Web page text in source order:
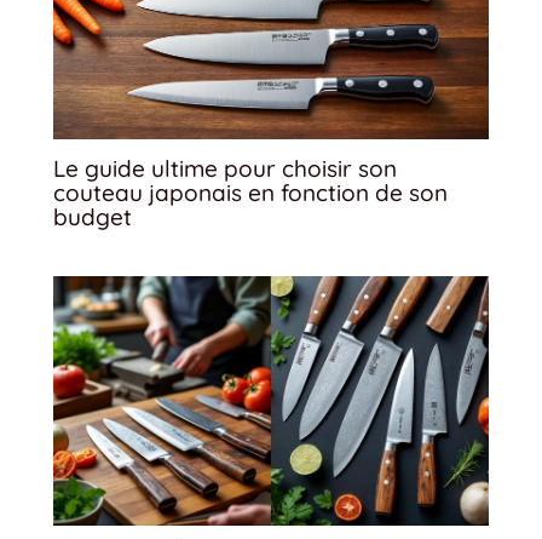
Le guide ultime pour choisir son
couteau japonais en fonction de son
budget